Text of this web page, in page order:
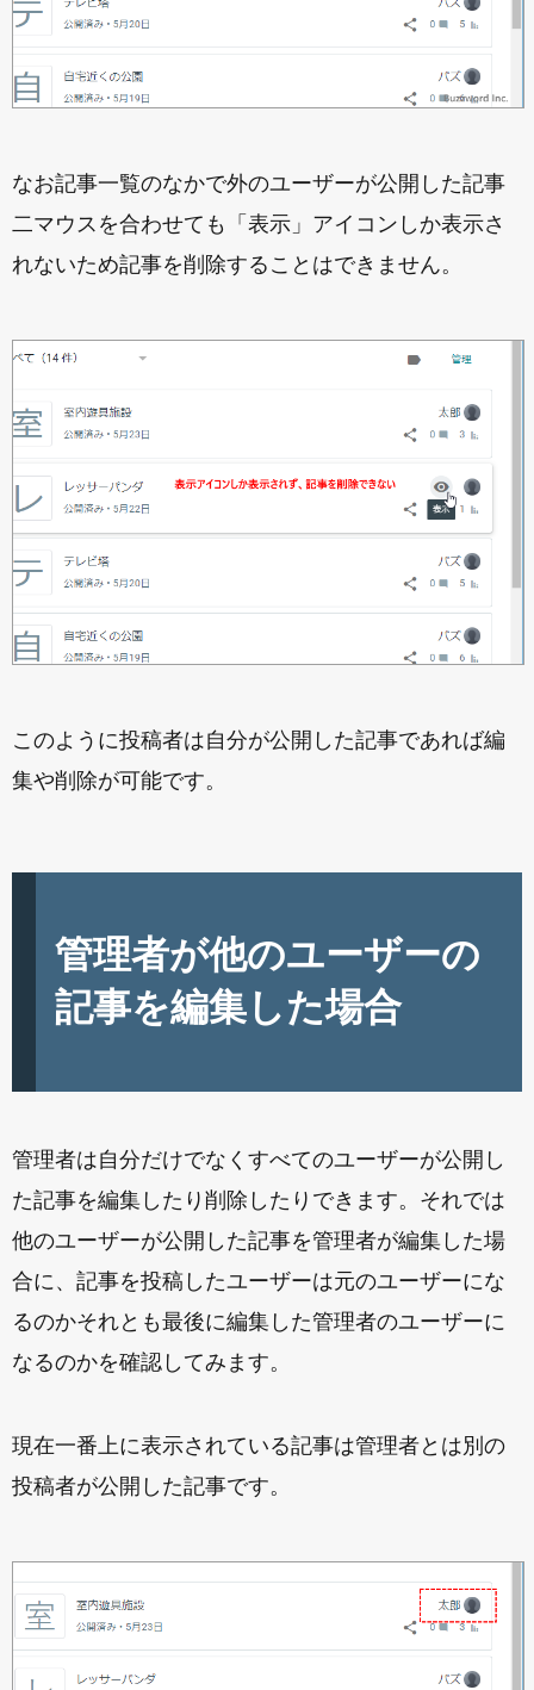
なお記事一覧のなかで外のユーザーが公開した記事
二マウスを合わせても「表示」アイコンしか表示さ
れないため記事を削除することはできません。
このように投稿者は自分が公開した記事であれば編
集や削除が可能です。
管理者が他のユーザーの
記事を編集した場合
管理者は自分だけでなくすべてのユーザーが公開し
た記事を編集したり削除したりできます。それでは
他のユーザーが公開した記事を管理者が編集した場
合に、記事を投稿したユーザーは元のユーザーにな
るのかそれとも最後に編集した管理者のユーザーに
なるのかを確認してみます。
現在一番上に表示されている記事は管理者とは別の
投稿者が公開した記事です。